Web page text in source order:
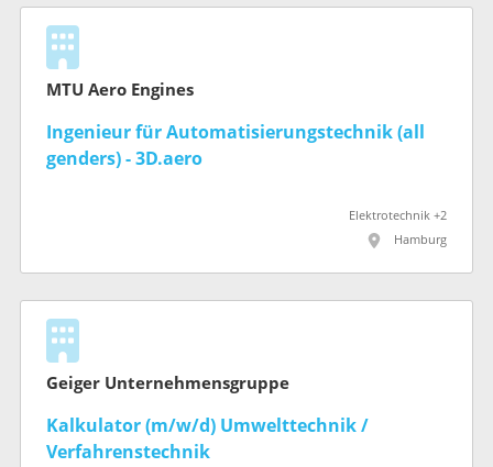
MTU Aero Engines
Ingenieur für Automatisierungstechnik (all
genders) - 3D.aero
Elektrotechnik +2
Hamburg
Geiger Unternehmensgruppe
Kalkulator (m/w/d) Umwelttechnik /
Verfahrenstechnik